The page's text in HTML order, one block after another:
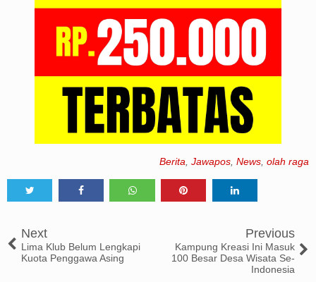
Berita Jawapos News olah raga
Next
Lima Klub Belum Lengkapi
Kuota Penggawa Asing
Previous
Kampung Kreasi Ini Masuk
100 Besar Desa Wisata Se-
Indonesia